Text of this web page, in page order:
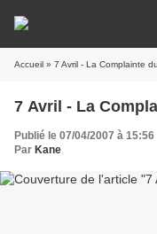
Accueil » 7 Avril - La Complainte
7 Avril - La
Publié le 07/04/2007 à 15:56
Par Kane